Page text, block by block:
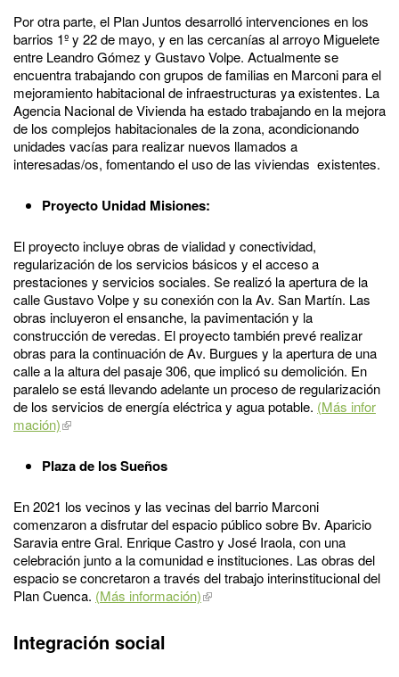
Por otra parte, el Plan Juntos desarrolló intervenciones en los
barrios 1º y 22 de mayo, y en las cercanías al arroyo Miguelete
entre Leandro Gómez y Gustavo Volpe. Actualmente se
encuentra trabajando con grupos de familias en Marconi para el
mejoramiento habitacional de infraestructuras ya existentes. La
Agencia Nacional de Vivienda ha estado trabajando en la mejora
de los complejos habitacionales de la zona, acondicionando
unidades vacías para realizar nuevos llamados a
interesadas/os, fomentando el uso de las viviendas existentes.
Proyecto Unidad Misiones:
El proyecto incluye obras de vialidad y conectividad,
regularización de los servicios básicos y el acceso a
prestaciones y servicios sociales. Se realizó la apertura de la
calle Gustavo Volpe y su conexión con la Av. San Martín. Las
obras incluyeron el ensanche, la pavimentación y la
construcción de veredas. El proyecto también prevé realizar
obras para la continuación de Av. Burgues y la apertura de una
calle a la altura del pasaje 306, que implicó su demolición. En
paralelo se está llevando adelante un proceso de regularización
de los servicios de energía eléctrica y agua potable. (Más infor
mación)
Plaza de los Sueños
En 2021 los vecinos y las vecinas del barrio Marconi
comenzaron a disfrutar del espacio público sobre Bv. Aparicio
Saravia entre Gral. Enrique Castro y José Iraola, con una
celebración junto a la comunidad e instituciones. Las obras del
espacio se concretaron a través del trabajo interinstitucional del
Plan Cuenca. (Más información)
Integración social